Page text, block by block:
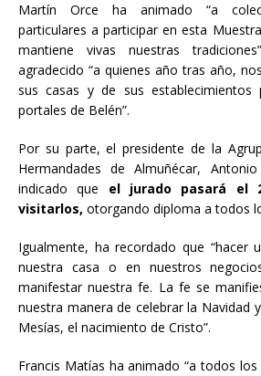
Martín Orce ha animado “a
particulares a participar en esta
mantiene vivas nuestras
agradecido “a quienes año tras año,
sus casas y de sus establecimientos
portales de Belén”.
Por su parte, el presidente de la
Hermandades de Almuñécar,
indicado que el jurado pasará el
visitarlos, otorgando diploma a todos
Igualmente, ha recordado que “hacer
nuestra casa o en nuestros
manifestar nuestra fe. La fe se
nuestra manera de celebrar la Navidad
Mesías, el nacimiento de Cristo”.
Francis Matías ha animado “a todos